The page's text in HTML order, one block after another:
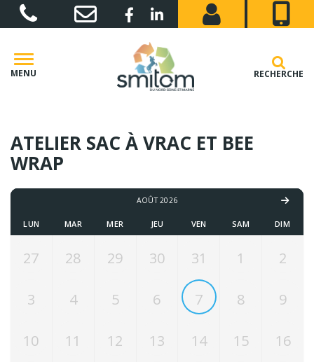
Gestion des traceurs
Lien vers le compte Facebook
Lien vers le compte Linkedin
MENU RECHERCHE
ATELIER SAC À VRAC ET BEE
WRAP
AOÛT 2026
LUN MAR MER JEU VEN SAM DIM
27 28 29 30 31 1 2
3 4 5 6 7 8 9
10 11 12 13 14 15 16